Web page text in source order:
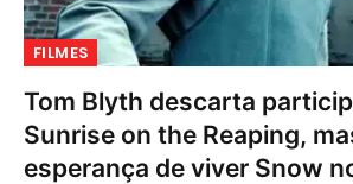
FILMES
Tom Blyth descarta
Sunrise on the Reaping,
esperança de viver Snow